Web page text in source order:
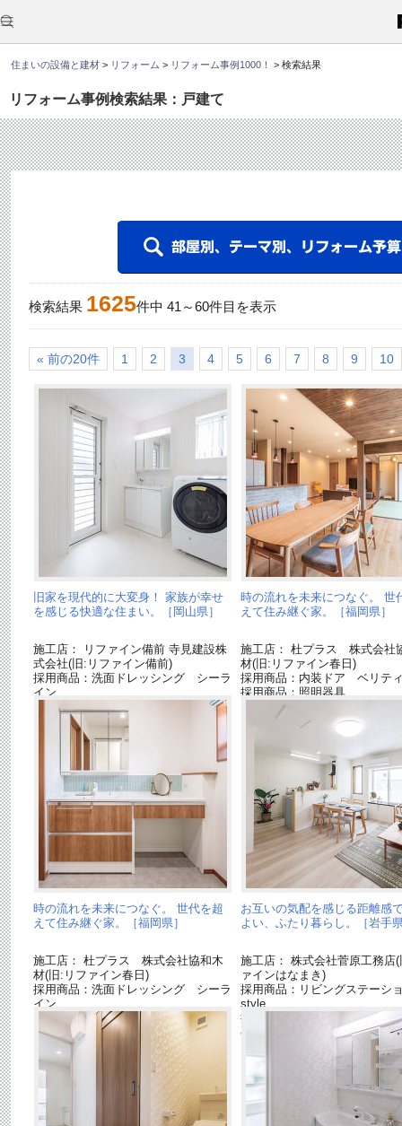
住まいの設備と建材 > リフォーム > リフォーム事例1000！ > 検索結果
リフォーム事例検索結果：戸建て
こ
か
ら
文
す
検索結果 1625件中 41 ～60件目を表示
« 前の20件 1 2 3 4 5 6 7 8 9 10
旧家を現代的に大変身！ 家族が幸せ
を感じる快適な住まい。［岡山県］
施工店： リファイン備前 寺見建設株
式会社(旧:リファイン備前)
採用商品：洗面ドレッシング シーラ
イン
時の流れを未来につなぐ。 世
えて住み継ぐ家。［福岡県］
施工店： 杜プラス 株式会社
材(旧:リファイン春日)
採用商品：内装ドア ベリテ
採用商品：照明器具
時の流れを未来につなぐ。 世代を超
えて住み継ぐ家。［福岡県］
施工店： 杜プラス 株式会社協和木
材(旧:リファイン春日)
採用商品：洗面ドレッシング シーラ
イン
お互いの気配を感じる距離感
よい、ふたり暮らし。［岩手
施工店： 株式会社菅原工務店
ァインはなまき)
採用商品：リビングステーシ
style
採用商品：床材 ベリティス
ベースコート